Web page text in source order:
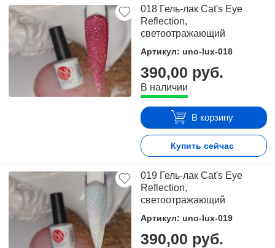
018 Гель-лак Cat's Eye
Reflection,
светоотражающий
Артикул: uno-lux-018
390,00 руб.
В наличии
В корзину
Купить сейчас
019 Гель-лак Cat's Eye
Reflection,
светоотражающий
Артикул: uno-lux-019
390,00 руб.